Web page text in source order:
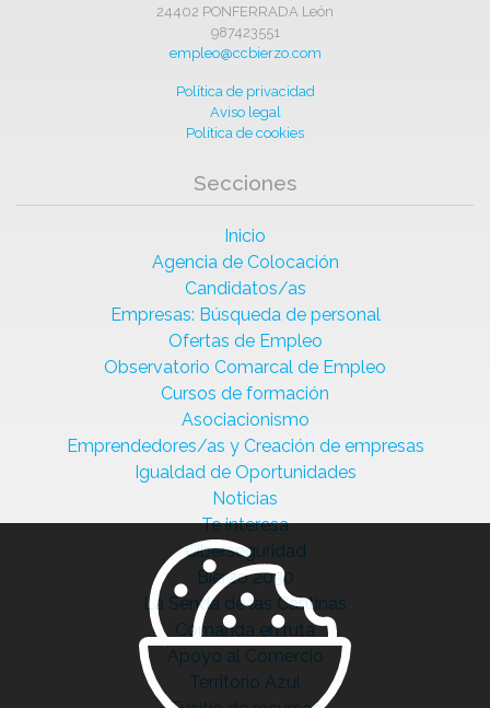
24402 PONFERRADA León
987423551
empleo@ccbierzo.com
Política de privacidad
Aviso legal
Política de cookies
Secciones
Inicio
Agencia de Colocación
Candidatos/as
Empresas: Búsqueda de personal
Ofertas de Empleo
Observatorio Comarcal de Empleo
Cursos de formación
Asociacionismo
Emprendedores/as y Creación de empresas
Igualdad de Oportunidades
Noticias
Te interesa
Ciberseguridad
Bierzo 2030
La Senda de las Cantinas
Comanda en ruta
Apoyo al Comercio
Territorio Azul